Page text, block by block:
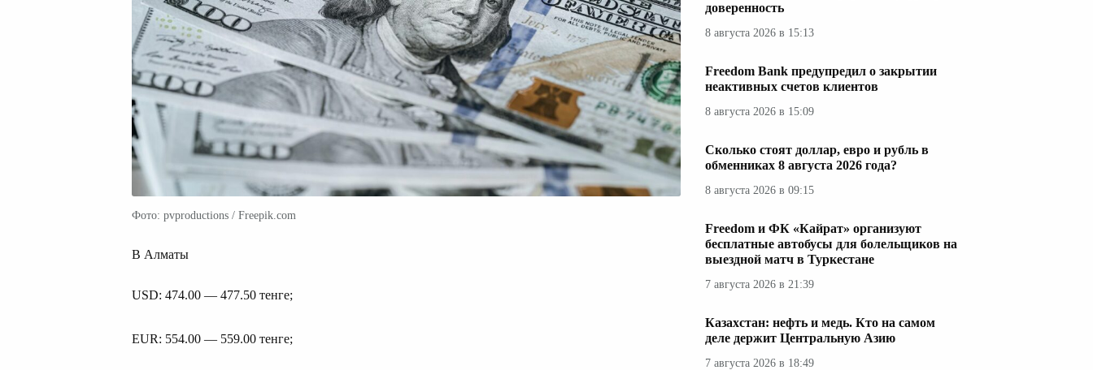
Фото: pvproductions / Freepik.com
В Алматы
USD: 474.00 — 477.50 тенге;
EUR: 554.00 — 559.00 тенге;
доверенность
8 августа 2026 в 15:13
Freedom Bank предупредил о закрытии
неактивных счетов клиентов
8 августа 2026 в 15:09
Сколько стоят доллар, евро и рубль в
обменниках 8 августа 2026 года?
8 августа 2026 в 09:15
Freedom и ФК «Кайрат» организуют
бесплатные автобусы для болельщиков на
выездной матч в Туркестане
7 августа 2026 в 21:39
Казахстан: нефть и медь. Кто на самом
деле держит Центральную Азию
7 августа 2026 в 18:49